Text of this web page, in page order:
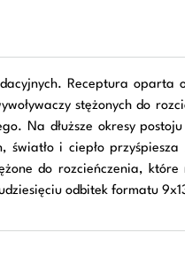
Receptura oparta
stężonych do
Na dłuższe okresy
i ciepło przyśpiesza
do rozcieńczenia,
odbitek formatu